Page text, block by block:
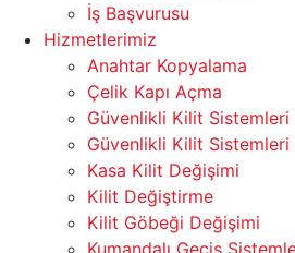
İş Başvurusu
Hizmetlerimiz
Anahtar Kopyalama
Çelik Kapı Açma
Güvenlikli Kilit Sistemleri
Güvenlikli Kilit Sistemleri
Kasa Kilit Değişimi
Kilit Değiştirme
Kilit Göbeği Değişimi